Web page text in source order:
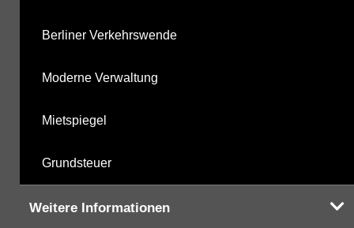
Berliner Verkehrswende
Moderne Verwaltung
Mietspiegel
Grundsteuer
Weitere Informationen